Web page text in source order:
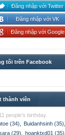
Đăng nhập với Twitter
Đăng nhập với VK
Đăng nhập với Google
tôi trên Facebook
thành viên
people's birthday.
(34)
Buidanhsinh (35)
(29)
hoanktxd01 (35)